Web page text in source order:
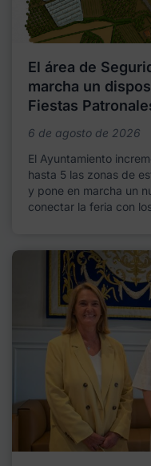
El área de
marcha un
Fiestas
6 de agosto de 2026
El Ayuntamiento
hasta 5 las zonas de
y pone en marcha un
conectar la feria con